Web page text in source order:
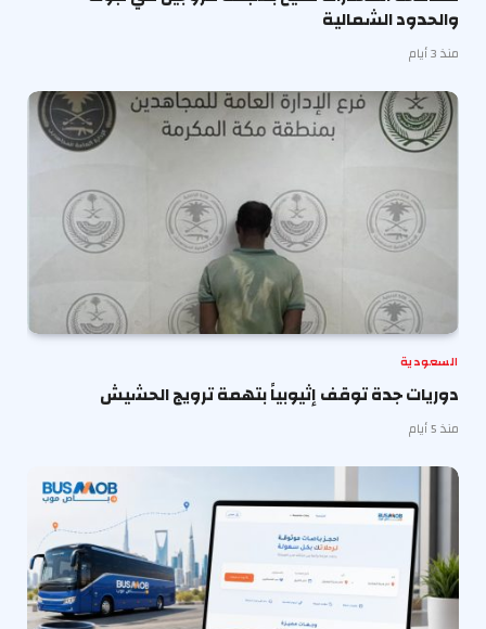
والحدود الشمالية
منذ 3 أيام
السعودية
دوريات جدة توقف إثيوبياً بتهمة ترويج الحشيش
منذ 5 أيام